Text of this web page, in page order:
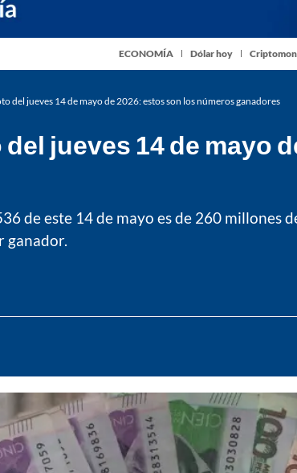
ECONOMÍA Dólar hoy
del jueves 14 de mayo de 2026: estos son los números ganadores
jueves 14 de mayo
de este 14 de mayo es de 260 millones
ganador.